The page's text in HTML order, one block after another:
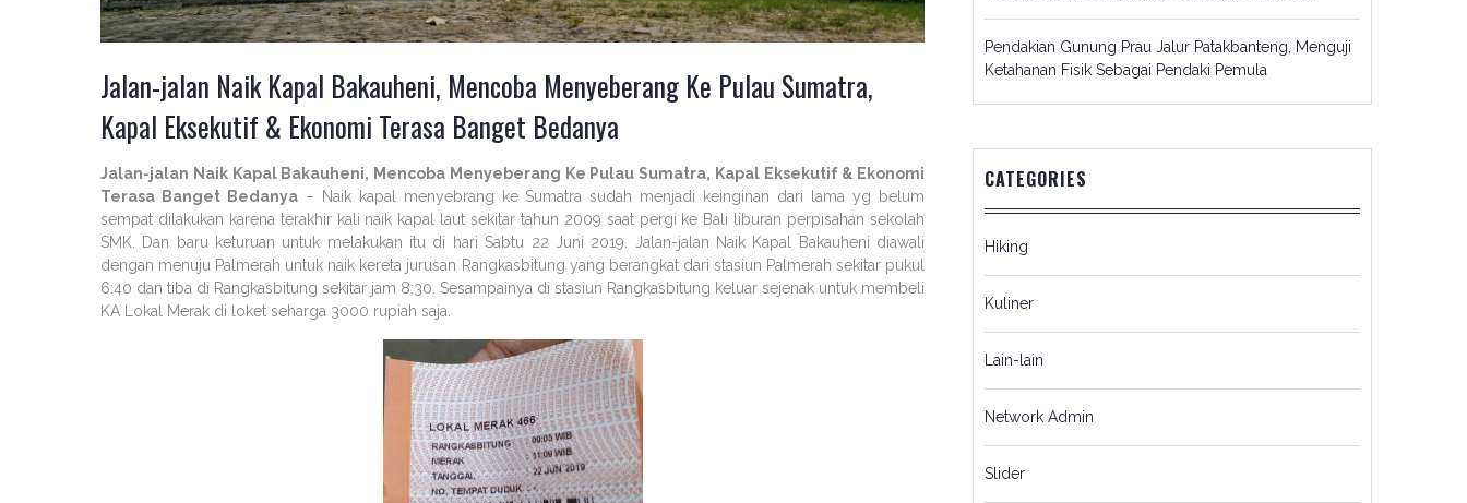
Jalan-jalan Naik Kapal Bakauheni, Mencoba Menyeberang Ke Pulau Sumatra,
Kapal Eksekutif & Ekonomi Terasa Banget Bedanya
Jalan-jalan Naik Kapal Bakauheni, Mencoba Menyeberang Ke Pulau Sumatra, Kapal Eksekutif & Ekonomi
Terasa Banget Bedanya– Naik kapal menyebrang ke Sumatra sudah menjadi keinginan dari lama yg belum
sempat dilakukan karena terakhir kali naik kapal laut sekitar tahun 2009 saat pergi ke Bali liburan perpisahan sekolah
SMK. Dan baru keturuan untuk melakukan itu di hari Sabtu 22 Juni 2019. Jalan-jalan Naik Kapal Bakauheni diawali
dengan menuju Palmerah untuk naik kereta jurusan Rangkasbitung yang berangkat dari stasiun Palmerah sekitar pukul
6:40 dan tiba di Rangkasbitung sekitar jam 8:30. Sesampainya di stasiun Rangkasbitung keluar sejenak untuk membeli
KA Lokal Merak di loket seharga 3000 rupiah saja.
Pendakian Gunung Prau Jalur Patakbanteng, Menguji
Ketahanan Fisik Sebagai Pendaki Pemula
CATEGORIES
Hiking
Kuliner
Lain-lain
Network Admin
Slider